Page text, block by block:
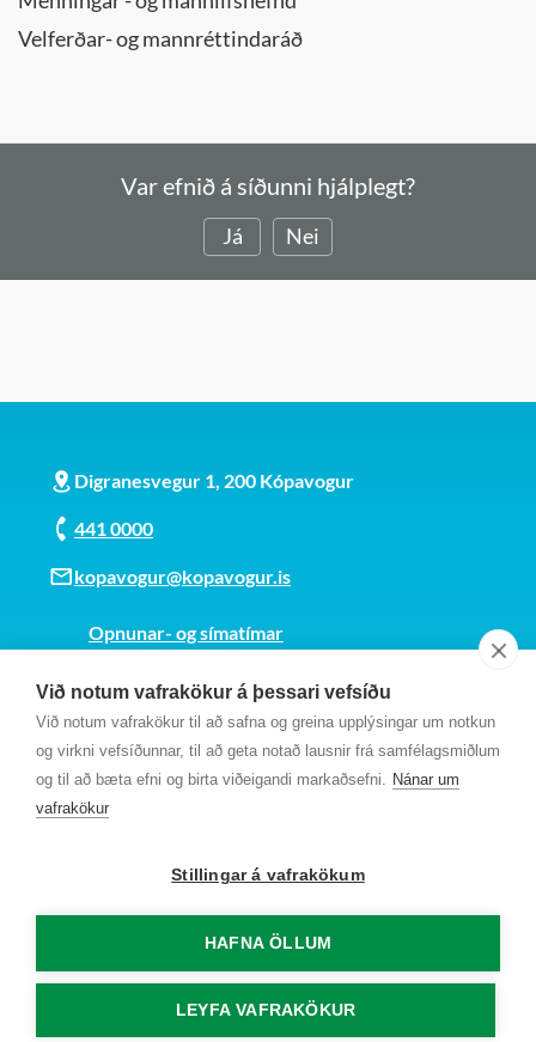
Við notum vafrakökur á þessari vefsíðu
Við notum vafrakökur til að safna og greina upplýsingar um notkun
og virkni vefsíðunnar, til að geta notað lausnir frá samfélagsmiðlum
og til að bæta efni og birta viðeigandi markaðsefni. Nánar um
vafrakökur
Stillingar á vafrakökum
HAFNA ÖLLUM
LEYFA VAFRAKÖKUR
Velferðar- og mannréttindaráð
Var efnið á síðunni hjálplegt?
Já Nei
Digranesvegur 1, 200 Kópavogur
441 0000
kopavogur@kopavogur.is
Opnunar- og símatímar
Kt. 700169-3759
Fundarmannagátt